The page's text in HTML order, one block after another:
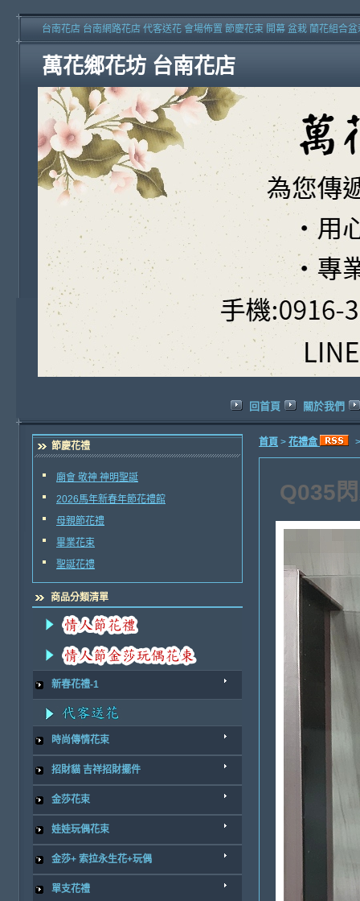
萬花鄉花坊 台南花店
台南花店 台南網路花店 代客送花 會場佈置 節慶花束 開幕 盆栽 蘭花組合
回首頁 關於我們
節慶花禮
廟會 敬神 神明聖誕
2026馬年新春年節花禮館
母親節花禮
畢業花束
聖誕花禮
商品分類清單
新春花禮-1
時尚傳情花束
招財貓 吉祥招財擺件
金莎花束
娃娃玩偶花束
金莎+ 索拉永生花+玩偶
單支花禮
首頁 > 花禮盒
Q035